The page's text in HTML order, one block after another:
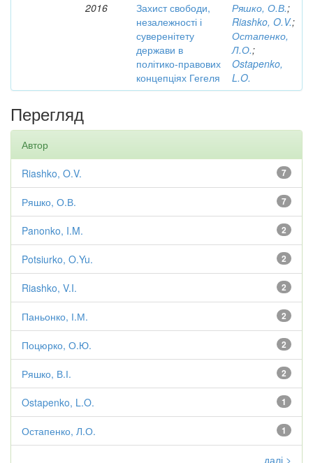
2016
Захист свободи,
незалежності і
суверенітету
держави в
політико-правових
концепціях Гегеля
Ряшко, О.В.;
Riashko, O.V.;
Остапенко,
Л.О.;
Ostapenko,
L.O.
Перегляд
Автор
7
Riashko, O.V.
7
Ряшко, О.В.
2
Panonko, I.M.
2
Potsiurko, O.Yu.
2
Riashko, V.I.
2
Паньонко, І.М.
2
Поцюрко, О.Ю.
2
Ряшко, В.І.
1
Ostapenko, L.O.
1
Остапенко, Л.О.
далі >